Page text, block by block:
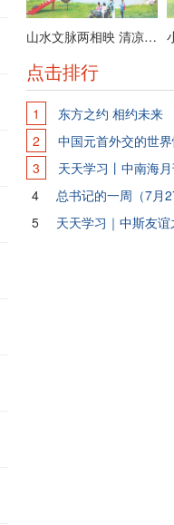
山水文脉两相映 清凉晋城迎客来
点击排行
1
东方之约 相约未来
2
中国元首外交的世
3
天天学习丨中南海月
4
总书记的一周（7月
5
天天学习｜中斯友